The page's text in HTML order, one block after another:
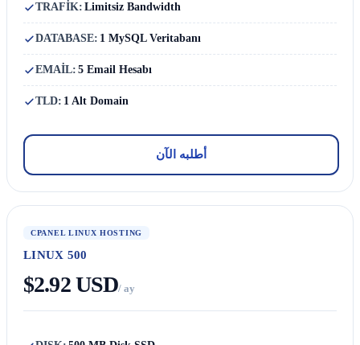
TRAFİK: Limitsiz Bandwidth
DATABASE: 1 MySQL Veritabanı
EMAİL: 5 Email Hesabı
TLD: 1 Alt Domain
أطلبه الآن
CPANEL LINUX HOSTING
LINUX 500
$2.92 USD/ ay